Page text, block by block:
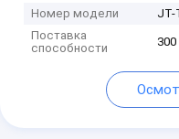
Номер модели
JT-
Поставка
способности